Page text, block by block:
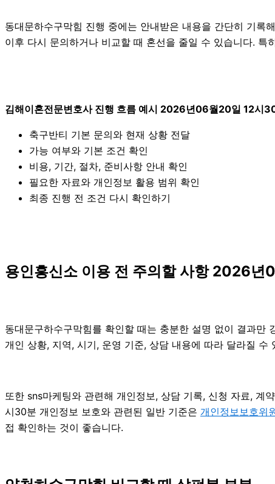
동대문하수구막힘 진행 중에는 안내받은 내용을 간단히 기
이후 다시 문의하거나 비교할 때 혼선을 줄일 수 있습니다.
김해이혼전문변호사 진행 흐름 예시 2026년06월20일 12시
축구반티 기본 문의와 현재 상황 전달
가능 여부와 기본 조건 확인
비용, 기간, 절차, 준비사항 안내 확인
필요한 자료와 개인정보 활용 범위 확인
최종 진행 전 조건 다시 확인하기
용인흥신소 이용 전 주의할 사항 2026
동대문구하수구막힘를 확인할 때는 충분한 설명 없이 결과
개인 상황, 지역, 시기, 운영 기준, 상담 내용에 따라 달라질
또한 sns마케팅와 관련해 개인정보, 상담 기록, 신청 자료,
시30분 개인정보 보호와 관련된 일반 기준은 개인정보보호위
접 확인하는 것이 좋습니다.